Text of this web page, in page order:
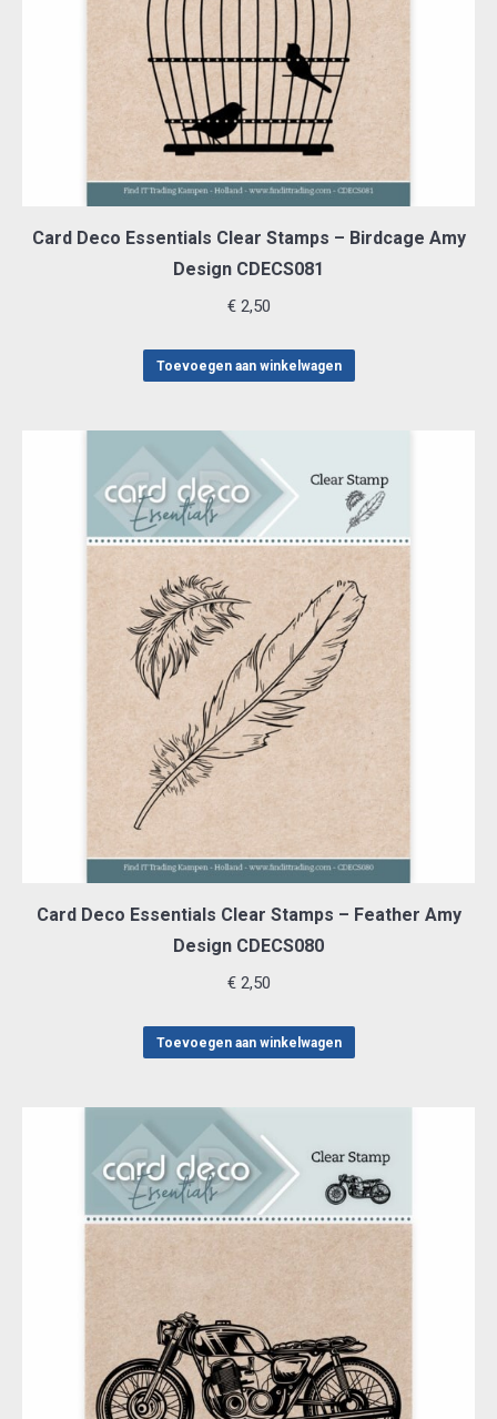
Card Deco Essentials Clear Stamps – Birdcage Amy
Design CDECS081
€2,50
Toevoegen aan winkelwagen
Card Deco Essentials Clear Stamps – Feather Amy
Design CDECS080
€2,50
Toevoegen aan winkelwagen